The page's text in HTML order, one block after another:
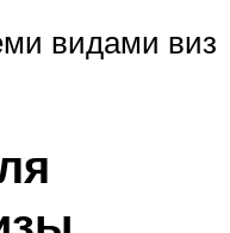
видами виз